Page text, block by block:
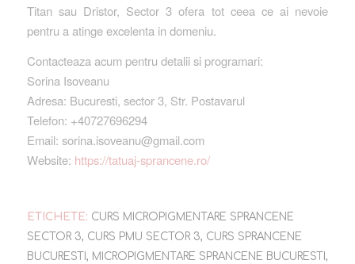
Titan sau Dristor, Sector 3 ofera tot ceea ce ai nevoie
pentru a atinge excelenta in domeniu.
Contacteaza acum pentru detalii si programari:
Sorina Isoveanu
Adresa: Bucuresti, sector 3, Str. Postavarul
Telefon: +40727696294
Email: sorina.isoveanu@gmail.com
Website: https://tatuaj-sprancene.ro/
ETICHETE: CURS MICROPIGMENTARE SPRANCENE
SECTOR 3, CURS PMU SECTOR 3, CURS SPRANCENE
BUCURESTI , MICROPIGMENTARE SPRANCENE BUCURESTI ,